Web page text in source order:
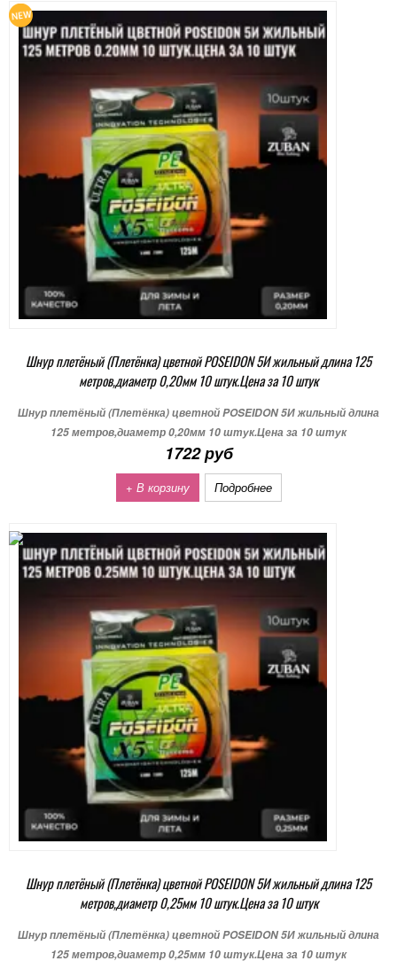
Шнур плетёный (Плетёнка) цветной POSEIDON 5И жильный длина 125
метров,диаметр 0,20мм 10 штук.Цена за 10 штук
Шнур плетёный (Плетёнка) цветной POSEIDON 5И жильный длина
125 метров,диаметр 0,20мм 10 штук.Цена за 10 штук
1722 руб
+ В корзину Подробнее
Шнур плетёный (Плетёнка) цветной POSEIDON 5И жильный длина 125
метров,диаметр 0,25мм 10 штук.Цена за 10 штук
Шнур плетёный (Плетёнка) цветной POSEIDON 5И жильный длина
125 метров,диаметр 0,25мм 10 штук.Цена за 10 штук